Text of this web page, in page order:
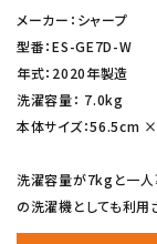
メーカー：シャープ
型番：ES-GE7D-W
年式：2020年製造
洗濯容量： 7.0kg
本体サイズ：
洗濯容量が7kgと一人
の洗濯機としても利用